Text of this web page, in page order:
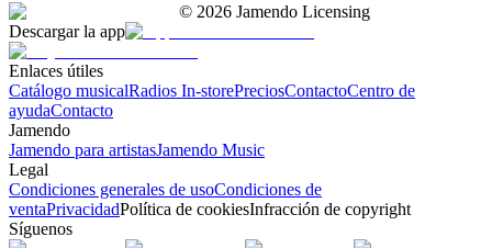
© 2026 Jamendo Licensing
Descargar la app
Enlaces útiles
Catálogo musicalRadios In-storePreciosContactoCentro de
ayudaContacto
Jamendo
Jamendo para artistasJamendo Music
Legal
Condiciones generales de usoCondiciones de
ventaPrivacidadPolítica de cookiesInfracción de copyright
Síguenos